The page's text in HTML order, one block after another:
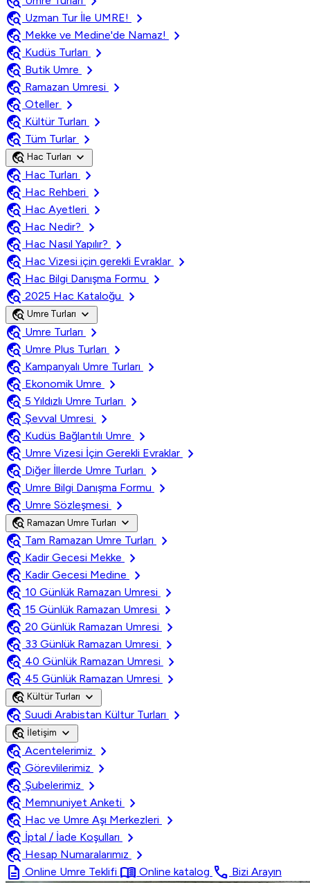
travel_explore Uzman Tur İle UMRE!
chevron_right
travel_explore Mekke ve Medine'de Namaz!
chevron_right
travel_explore Kudüs Turları
chevron_right
travel_explore Butik Umre
chevron_right
travel_explore Ramazan Umresi
chevron_right
travel_explore Oteller
chevron_right
travel_explore Kültür Turları
chevron_right
travel_explore Tüm Turlar chevron_right
travel_explore Hac Turları expand_more
travel_explore Hac Turları
chevron_right
travel_explore Hac Rehberi
chevron_right
travel_explore Hac Ayetleri
chevron_right
travel_explore Hac Nedir?
chevron_right
travel_explore Hac Nasıl Yapılır?
chevron_right
travel_explore Hac Vizesi için gerekli Evraklar
chevron_right
travel_explore Hac Bilgi Danışma Formu
chevron_right
travel_explore 2025 Hac Kataloğu chevron_right
travel_explore Umre Turları expand_more
travel_explore Umre Turları
chevron_right
travel_explore Umre Plus Turları
chevron_right
travel_explore Kampanyalı Umre Turları
chevron_right
travel_explore Ekonomik Umre
chevron_right
travel_explore 5 Yıldızlı Umre Turları
chevron_right
travel_explore Şevval Umresi
chevron_right
travel_explore Kudüs Bağlantılı Umre
chevron_right
travel_explore Umre Vizesi İçin Gerekli Evraklar
chevron_right
travel_explore Diğer İllerde Umre Turları
chevron_right
travel_explore Umre Bilgi Danışma Formu
chevron_right
travel_explore Umre Sözleşmesi chevron_right
travel_explore Ramazan Umre Turları expand_more
travel_explore Tam Ramazan Umre Turları
chevron_right
travel_explore Kadir Gecesi Mekke
chevron_right
travel_explore Kadir Gecesi Medine
chevron_right
travel_explore 10 Günlük Ramazan Umresi
chevron_right
travel_explore 15 Günlük Ramazan Umresi
chevron_right
travel_explore 20 Günlük Ramazan Umresi
chevron_right
travel_explore 33 Günlük Ramazan Umresi
chevron_right
travel_explore 40 Günlük Ramazan Umresi
chevron_right
travel_explore 45 Günlük Ramazan Umresi chevron_right
travel_explore Kültür Turları expand_more
travel_explore Suudi Arabistan Kültur Turları chevron_right
travel_explore İletişim expand_more
travel_explore Acentelerimiz
chevron_right
travel_explore Görevlilerimiz
chevron_right
travel_explore Şubelerimiz
chevron_right
travel_explore Memnuniyet Anketi
chevron_right
travel_explore Hac ve Umre Aşı Merkezleri
chevron_right
travel_explore İptal / İade Koşulları
chevron_right
travel_explore Hesap Numaralarımız
chevron_right
description Online Umre Teklifi menu_book Online katalog call Bizi Arayın